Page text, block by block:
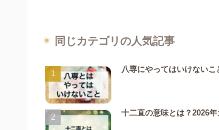
同じカテゴリの人気記事
八専にやってはいけない
十二直の意味とは？2026